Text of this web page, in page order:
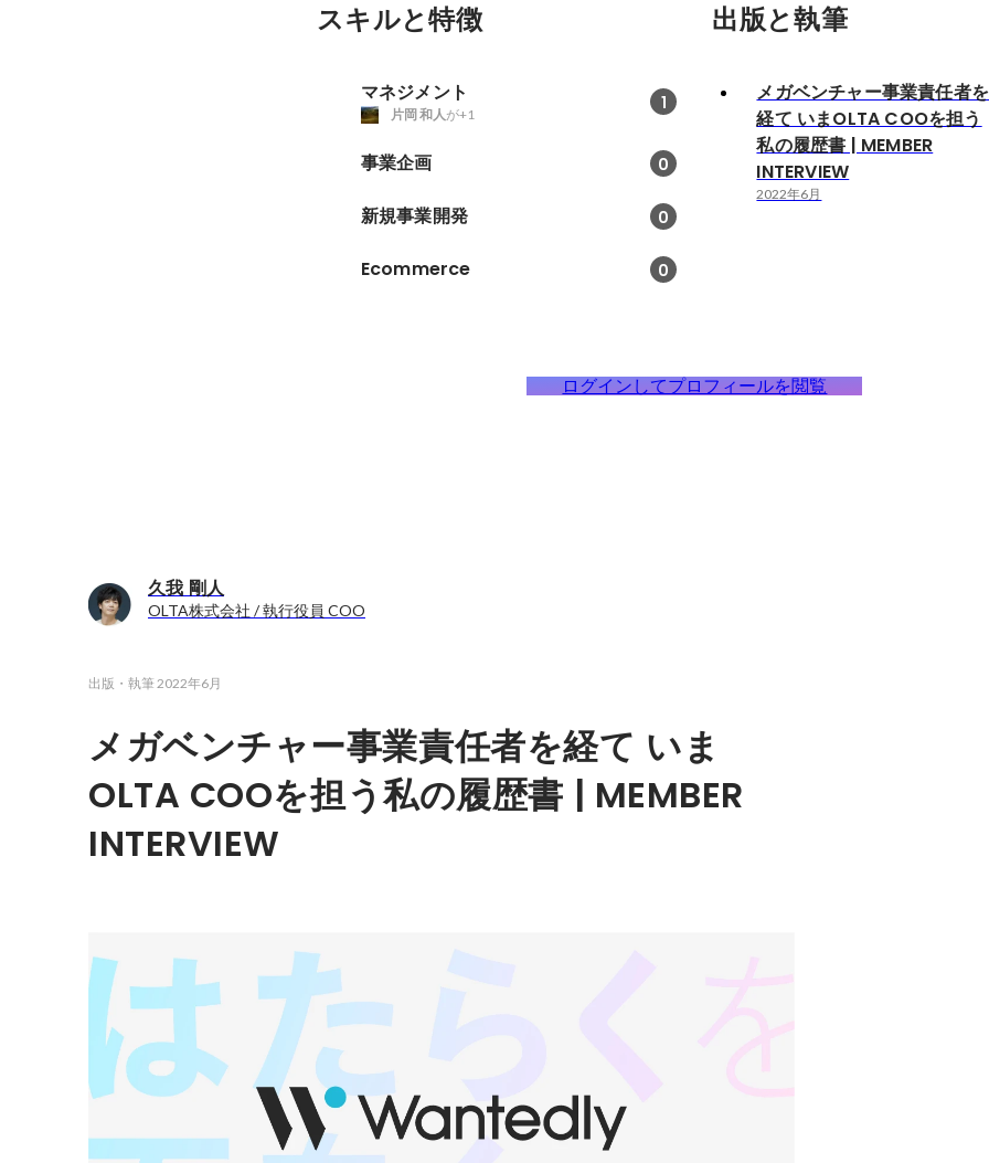
スキルと特徴
マネジメント 1
片岡 和人が+1
事業企画 0
新規事業開発 0
Ecommerce 0
出版と執筆
メガベンチャー事業責任者を
経て いまOLTA COOを担う
私の履歴書 | MEMBER
INTERVIEW
2022年6月
ログインしてプロフィールを閲覧
久我 剛人
OLTA株式会社 / 執行役員 COO
出版・執筆2022年6月
メガベンチャー事業責任者を経て いま
OLTA COOを担う私の履歴書 | MEMBER
INTERVIEW